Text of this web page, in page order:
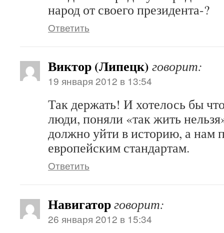
народ от своего президента-?
Ответить
Виктор (Липецк) говорит:
19 января 2012 в 13:54
Так держать! И хотелось бы
люди, поняли «так жить
должно уйти в историю, а нам
европейским стандартам.
Ответить
Навигаторговорит:
26 января 2012 в 15:34